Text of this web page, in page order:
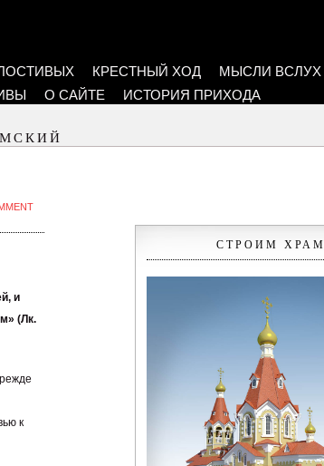
КРЕСТНЫЙ ХОД
МЫСЛИ ВСЛУХ
О САЙТЕ ИСТОРИЯ ПРИХОДА
и
(Лк.
к
СТРОИМ ХРАМ